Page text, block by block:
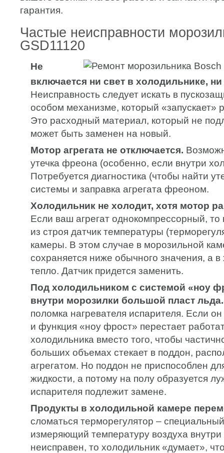
гарантия.
Частые неисправности
GSD11120
Не
включается ни свет в холодильнике,
Неисправность следует искать в
особом механизме, который «запускает»
Это расходный материал, который не
может быть заменен на новый.
Мотор агрегата не отключается.
утечка фреона (особенно, если внутри
Потребуется диагностика (чтобы найти
системы и заправка агрегата фреоном.
Холодильник не холодит, хотя мотор
Если ваш агрегат однокомпрессорный,
из строя датчик температуры
камеры. В этом случае в морозильной
сохраняется ниже обычного значения, а
тепло. Датчик придется заменить.
Под холодильником с системой «ноу
внутри морозилки большой пласт льда.
поломка нагревателя испарителя. Если
и функция «ноу фрост» перестает
холодильника вместо того, чтобы
больших объемах стекает в поддон,
агрегатом. Но поддон не приспособлен
жидкости, а потому на полу образуется
испарителя подлежит замене.
Продукты в холодильной камере
сломаться терморегулятор –
измеряющий температуру воздуха внутри
неисправен, то холодильник «думает»,